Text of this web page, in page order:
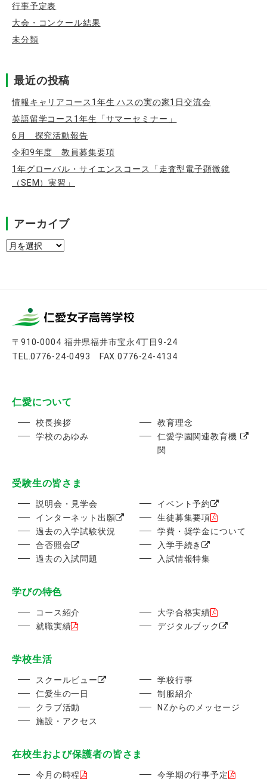
行事予定表
大会・コンクール結果
未分類
最近の投稿
情報キャリアコース1年生 ハスの実の家1日交流会
英語留学コース1年生「サマーセミナー」
6月 探究活動報告
令和9年度 教員募集要項
1年グローバル・サイエンスコース「走査型電子顕微鏡
（SEM）実習」
アーカイブ
ア
〒910-0004 福井県福井市宝永4丁目9-24
TEL.0776-24-0493 FAX.0776-24-4134
仁愛について
校長挨拶
教育理念
学校のあゆみ
仁愛学園関連教育機
関
受験生の皆さま
説明会・見学会
イベント予約
インターネット出願
生徒募集要項
過去の入学試験状況
学費・奨学金について
合否照会
入学手続き
過去の入試問題
入試情報特集
学びの特色
コース紹介
大学合格実績
就職実績
デジタルブック
学校生活
スクールビュー
学校行事
仁愛生の一日
制服紹介
クラブ活動
NZからのメッセージ
施設・アクセス
在校生および保護者の皆さま
今月の時程 今学期の行事予定